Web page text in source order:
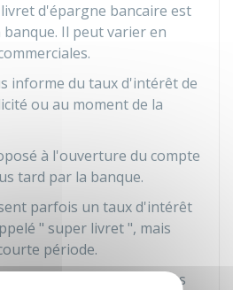
d'épargne bancaire est
Il peut varier en
informe du taux d'intérêt de
ou au moment de la
à l'ouverture du compte
tard par la banque.
parfois un taux d'intérêt
" super livret ", mais
période.
des intérêts, les sommes